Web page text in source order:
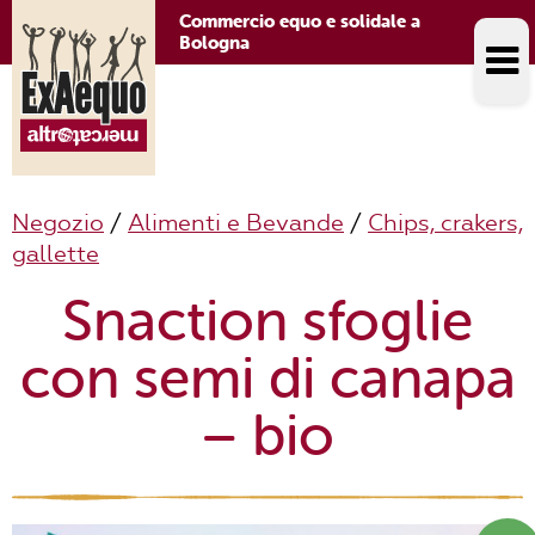
Commercio equo e solidale a
Bologna
Negozio / Alimenti e Bevande / Chips, crakers,
gallette
Snaction sfoglie
con semi di canapa
– bio